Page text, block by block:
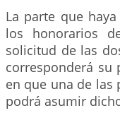
La parte que
los honorarios
solicitud de las
corresponderá su
en que una de las
podrá asumir